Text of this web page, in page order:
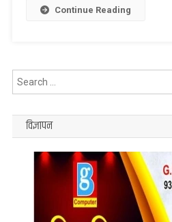
अंसारी मुकदमा
Continue Reading
विज्ञापन